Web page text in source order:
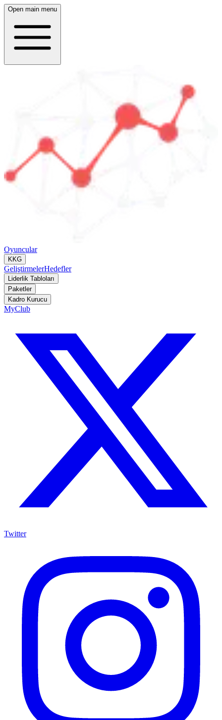
Open main menu
Oyuncular
KKG
GeliştirmelerHedefler
Liderlik Tabloları
Paketler
Kadro Kurucu
MyClub
Twitter